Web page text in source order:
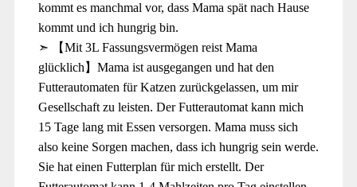
kommt es manchmal vor, dass Mama spät nach Hause
kommt und ich hungrig bin.
➣ 【Mit 3L Fassungsvermögen reist Mama
glücklich】Mama ist ausgegangen und hat den
Futterautomaten für Katzen zurückgelassen, um mir
Gesellschaft zu leisten. Der Futterautomat kann mich
15 Tage lang mit Essen versorgen. Mama muss sich
also keine Sorgen machen, dass ich hungrig sein werde.
Sie hat einen Futterplan für mich erstellt. Der